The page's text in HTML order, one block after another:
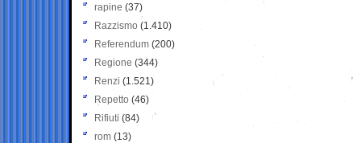
rapine (37)
Razzismo (1.410)
Referendum (200)
Regione (344)
Renzi (1.521)
Repetto (46)
Rifiuti (84)
rom (13)